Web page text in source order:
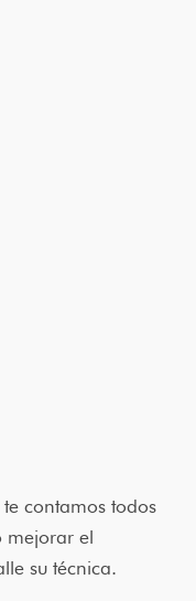
contamos todos
mejorar el
su técnica.